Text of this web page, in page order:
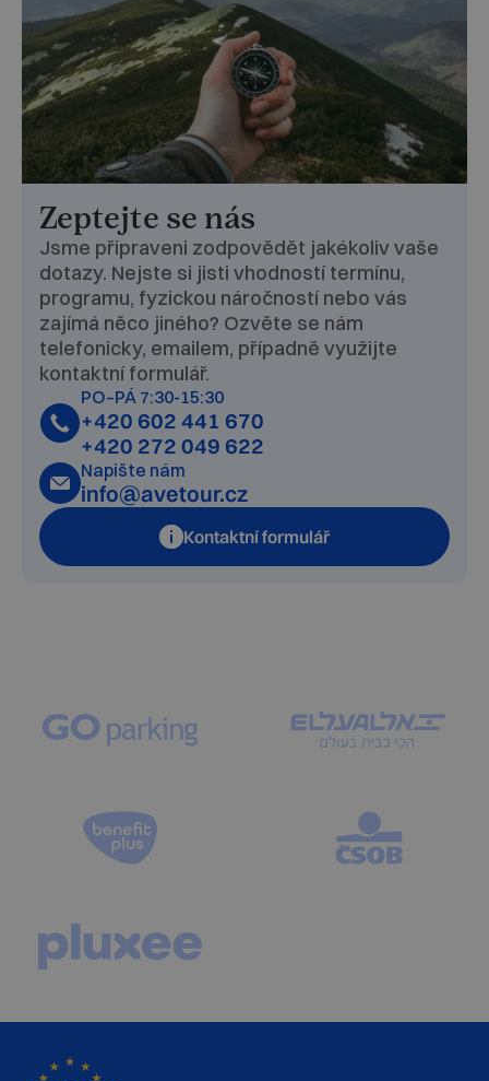
Zeptejte se nás
Jsme připraveni zodpovědět jakékoliv vaše
dotazy. Nejste si jisti vhodností termínu,
programu, fyzickou náročností nebo vás
zajímá něco jiného? Ozvěte se nám
telefonicky, emailem, případně využijte
kontaktní formulář.
PO–PÁ 7:30-15:30
+420 602 441 670
+420 272 049 622
Napište nám
info@avetour.cz
Kontaktní formulář